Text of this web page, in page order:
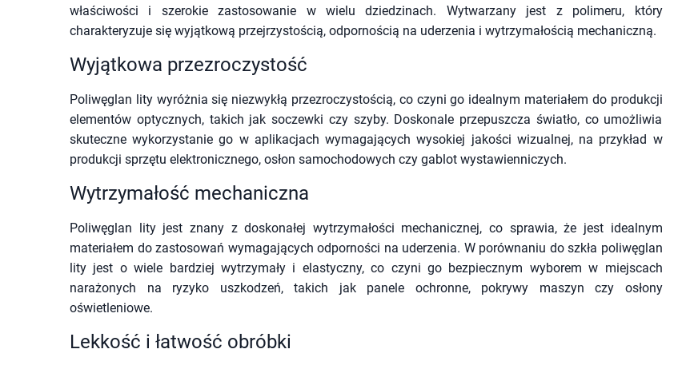
właściwości i szerokie zastosowanie w wielu dziedzinach. Wytwarzany jest z polimeru, który
charakteryzuje się wyjątkową przejrzystością, odpornością na uderzenia i wytrzymałością mechaniczną.
Wyjątkowa przezroczystość
Poliwęglan lity wyróżnia się niezwykłą przezroczystością, co czyni go idealnym materiałem do produkcji
elementów optycznych, takich jak soczewki czy szyby. Doskonale przepuszcza światło, co umożliwia
skuteczne wykorzystanie go w aplikacjach wymagających wysokiej jakości wizualnej, na przykład w
produkcji sprzętu elektronicznego, osłon samochodowych czy gablot wystawienniczych.
Wytrzymałość mechaniczna
Poliwęglan lity jest znany z doskonałej wytrzymałości mechanicznej, co sprawia, że jest idealnym
materiałem do zastosowań wymagających odporności na uderzenia. W porównaniu do szkła poliwęglan
lity jest o wiele bardziej wytrzymały i elastyczny, co czyni go bezpiecznym wyborem w miejscach
narażonych na ryzyko uszkodzeń, takich jak panele ochronne, pokrywy maszyn czy osłony
oświetleniowe.
Lekkość i łatwość obróbki